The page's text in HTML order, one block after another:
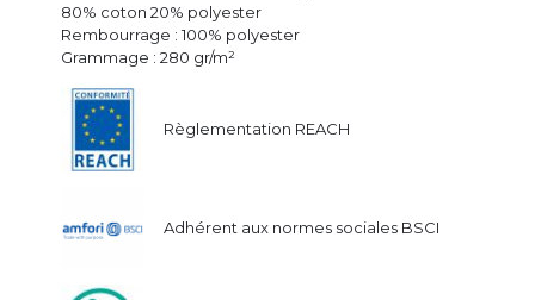
80% coton 20% polyester
Rembourrage : 100% polyester
Grammage : 280 gr/m²
Règlementation REACH
Adhérent aux normes sociales BSCI